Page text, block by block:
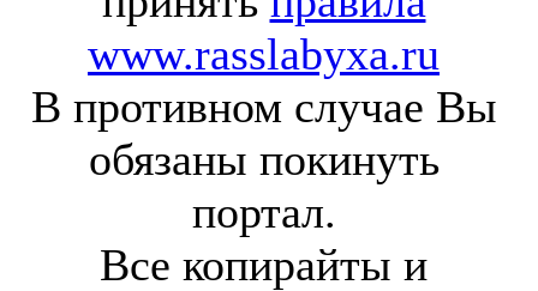
www.rasslabyxa.ru
В противном случае Вы
обязаны покинуть
портал.
Все копирайты и